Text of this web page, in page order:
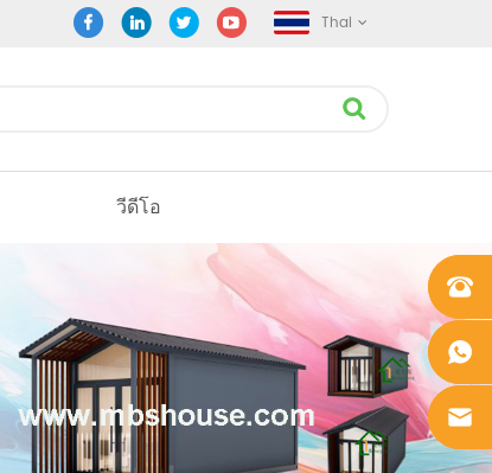
Thai
วีดีโอ
+861862
0106756
+861862